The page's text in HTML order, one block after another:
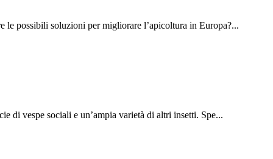
le possibili soluzioni per migliorare l’apicoltura in Europa?...
di vespe sociali e un’ampia varietà di altri insetti. Spe...